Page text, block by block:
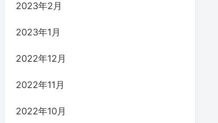
2023年2月
2023年1月
2022年12月
2022年11月
2022年10月